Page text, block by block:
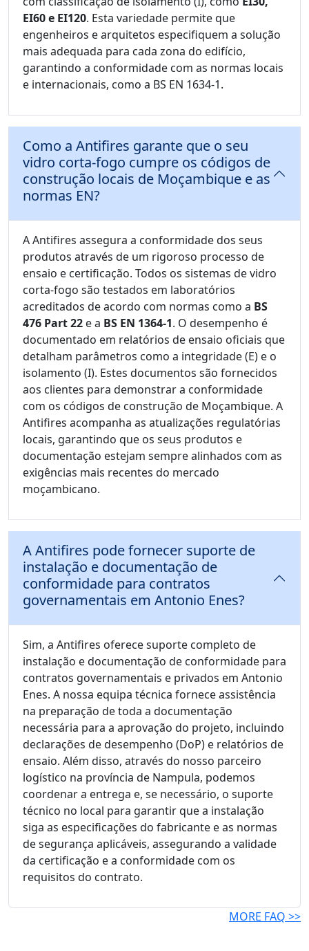
EI60 e EI120. Esta variedade permite que
engenheiros e arquitetos especifiquem a solução
mais adequada para cada zona do edifício,
garantindo a conformidade com as normas locais
e internacionais, como a BS EN 1634-1.
Como a Antifires garante que o seu
vidro corta-fogo cumpre os códigos de
construção locais de Moçambique e as
normas EN?
A Antifires assegura a conformidade dos seus
produtos através de um rigoroso processo de
ensaio e certificação. Todos os sistemas de vidro
corta-fogo são testados em laboratórios
acreditados de acordo com normas como a BS
476 Part 22 e a BS EN 1364-1. O desempenho é
documentado em relatórios de ensaio oficiais que
detalham parâmetros como a integridade (E) e o
isolamento (I). Estes documentos são fornecidos
aos clientes para demonstrar a conformidade
com os códigos de construção de Moçambique. A
Antifires acompanha as atualizações regulatórias
locais, garantindo que os seus produtos e
documentação estejam sempre alinhados com as
exigências mais recentes do mercado
moçambicano.
A Antifires pode fornecer suporte de
instalação e documentação de
conformidade para contratos
governamentais em Antonio Enes?
Sim, a Antifires oferece suporte completo de
instalação e documentação de conformidade para
contratos governamentais e privados em Antonio
Enes. A nossa equipa técnica fornece assistência
na preparação de toda a documentação
necessária para a aprovação do projeto, incluindo
declarações de desempenho (DoP) e relatórios de
ensaio. Além disso, através do nosso parceiro
logístico na província de Nampula, podemos
coordenar a entrega e, se necessário, o suporte
técnico no local para garantir que a instalação
siga as especificações do fabricante e as normas
de segurança aplicáveis, assegurando a validade
da certificação e a conformidade com os
requisitos do contrato.
MORE FAQ >>